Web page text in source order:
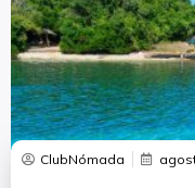
ClubNómada